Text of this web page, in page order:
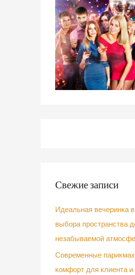
Свежие записи
Идеальная вечеринка
выбора пространства
незабываемой
Современные
комфорт для клиента